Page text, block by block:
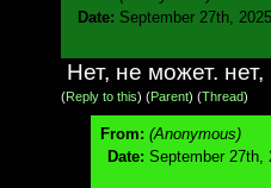
Date: September 27th,
Нет, не может.
(Reply to this) (Parent) (Thread)
From: (Anonymous)
Date: September 27th,